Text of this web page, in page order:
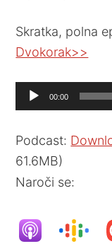
Skratka, polna
Dvokorak>>
Audio
Player
00:00
Podcast:
61.6MB)
Naroči se: